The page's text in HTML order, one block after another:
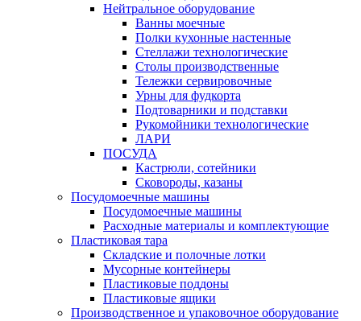
Нейтральное оборудование
Ванны моечные
Полки кухонные настенные
Стеллажи технологические
Столы производственные
Тележки сервировочные
Урны для фудкорта
Подтоварники и подставки
Рукомойники технологические
ЛАРИ
ПОСУДА
Кастрюли, сотейники
Сковороды, казаны
Посудомоечные машины
Посудомоечные машины
Расходные материалы и комплектующие
Пластиковая тара
Складские и полочные лотки
Мусорные контейнеры
Пластиковые поддоны
Пластиковые ящики
Производственное и упаковочное оборудование